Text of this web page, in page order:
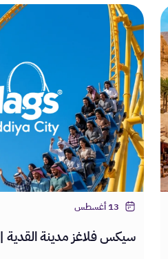
13 أغسطس
سيكس فلاغز مدينة القدية | 13 أغسطس 2026